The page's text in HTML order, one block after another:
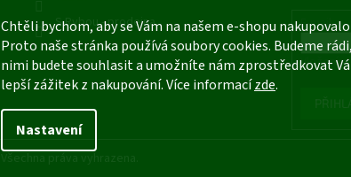
Chtěli bychom, aby se Vám na našem e-shopu
Proto naše stránka používá soubory cookies. Budeme
nimi budete souhlasit a umožníte nám zprostředkovat
lepší zážitek z nakupování. Více informacízde.
Nastavení
S Rybou - prodejna
E-mail